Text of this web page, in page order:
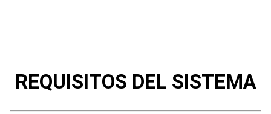
REQUISITOS DEL SISTEMA